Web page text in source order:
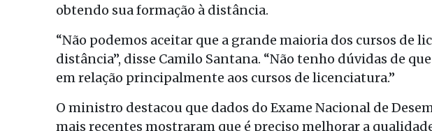
obtendo sua formação à distância.
“Não podemos aceitar que a grande maioria dos cursos de
distância”, disse Camilo Santana. “Não tenho dúvidas de
em relação principalmente aos cursos de licenciatura.”
O ministro destacou que dados do Exame Nacional de
mais recentes mostraram que é preciso melhorar a